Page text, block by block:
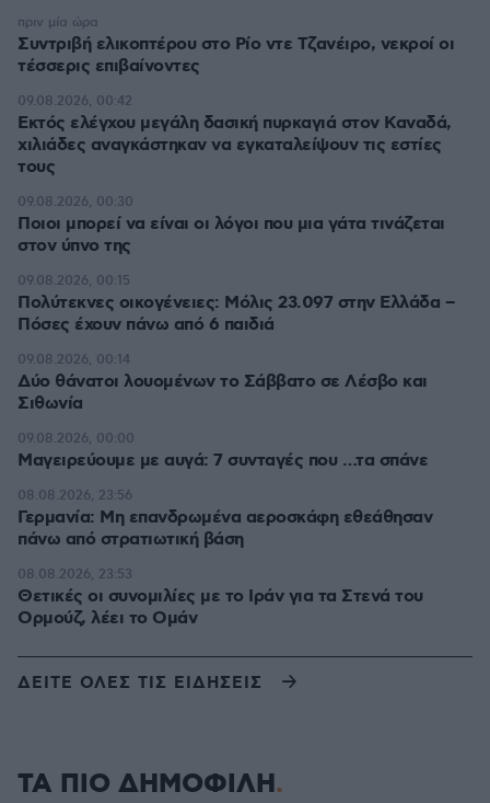
Συντριβή ελικοπτέρου στο Ρίο ντε Τζανέιρο, νεκροί οι
τέσσερις επιβαίνοντες
πριν μία ώρα
Εκτός ελέγχου μεγάλη δασική πυρκαγιά στον Καναδά,
χιλιάδες αναγκάστηκαν να εγκαταλείψουν τις εστίες
τους
09.08.2026, 00:42
Ποιοι μπορεί να είναι οι λόγοι που μια γάτα τινάζεται
στον ύπνο της
09.08.2026, 00:30
Πολύτεκνες οικογένειες: Μόλις 23.097 στην Ελλάδα –
Πόσες έχουν πάνω από 6 παιδιά
09.08.2026, 00:15
Δύο θάνατοι λουομένων το Σάββατο σε Λέσβο και
Σιθωνία
09.08.2026, 00:14
Μαγειρεύουμε με αυγά: 7 συνταγές που …τα σπάνε
09.08.2026, 00:00
Γερμανία: Μη επανδρωμένα αεροσκάφη εθεάθησαν
πάνω από στρατιωτική βάση
08.08.2026, 23:56
Θετικές οι συνομιλίες με το Ιράν για τα Στενά του
Ορμούζ, λέει το Ομάν
08.08.2026, 23:53
ΔΕΙΤΕ ΟΛΕΣ ΤΙΣ ΕΙΔΗΣΕΙΣ
ΤΑ ΠΙΟ ΔΗΜΟΦΙΛΗ